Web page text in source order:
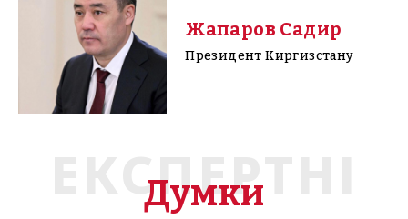
Жапаров Садир
Президент Киргизстану
ЕКСПЕРТНІ
Думки